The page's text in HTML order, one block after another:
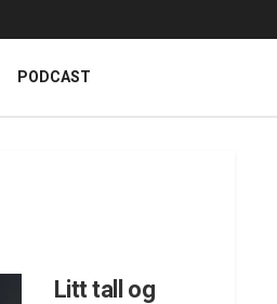
PODCAST
Litt tall og